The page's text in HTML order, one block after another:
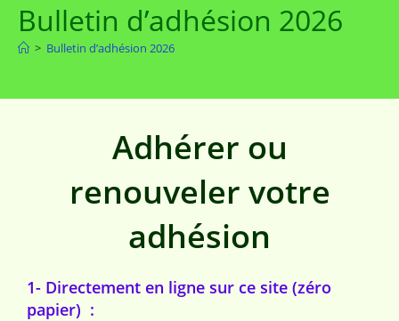
Bulletin d’adhésion 2026
> Bulletin d’adhésion 2026
Adhérer ou
renouveler votre
adhésion
1- Directement en ligne sur ce site (zéro
papier) :